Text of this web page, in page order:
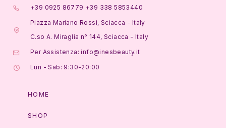
+39 0925 86779 +39 338 5853440
Piazza Mariano Rossi, Sciacca - Italy
C.so A. Miraglia n° 144, Sciacca - Italy
Per Assistenza: info@inesbeauty.it
Lun - Sab: 9:30-20:00
HOME
SHOP